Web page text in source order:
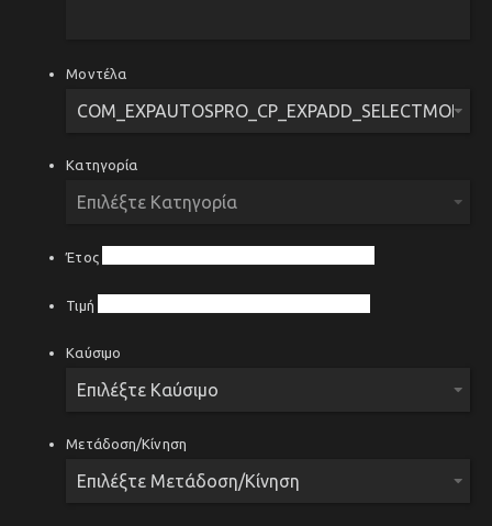
Μοντέλα
Κατηγορία
Έτος
Τιμή
Καύσιμο
Μετάδοση/Κίνηση